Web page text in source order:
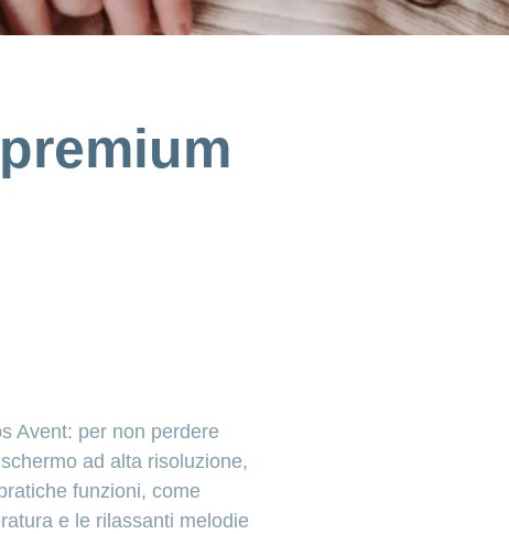
Avent: per non perdere
ad alta risoluzione,
funzioni, come
e le rilassanti melodie